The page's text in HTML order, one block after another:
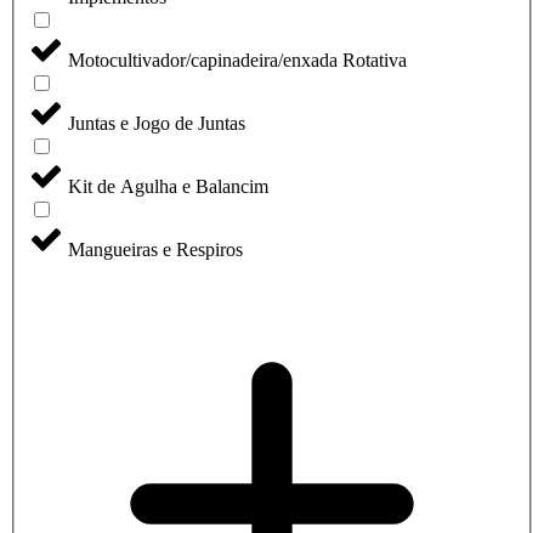
Motocultivador/capinadeira/enxada Rotativa
Juntas e Jogo de Juntas
Kit de Agulha e Balancim
Mangueiras e Respiros